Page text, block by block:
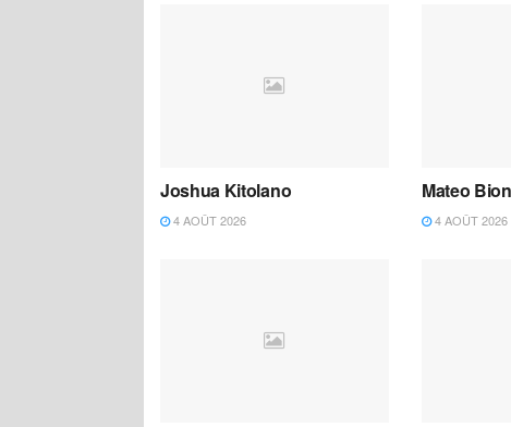
Joshua Kitolano
4 AOÛT 2026
Mateo
4 AOÛT 2026